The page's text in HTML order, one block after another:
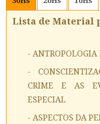
Lista de Material
- ANTROPOLOGIA
-
CRIME E AS
ESPECIAL
- ASPECTOS DA